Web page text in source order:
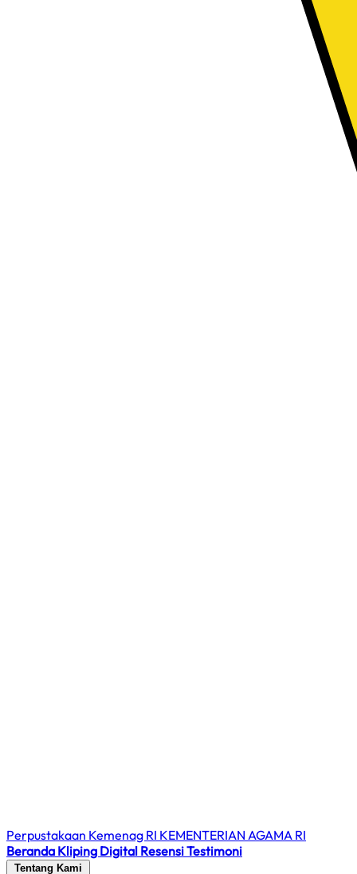
Perpustakaan Kemenag RI KEMENTERIAN AGAMA RI
Beranda Kliping Digital ResensiTestimoni
Tentang Kami